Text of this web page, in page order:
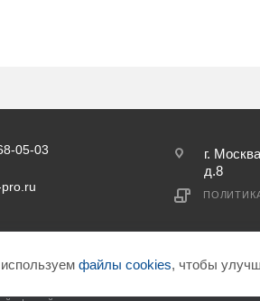
05-03
г.
д.8
файлы cookies, чтобы